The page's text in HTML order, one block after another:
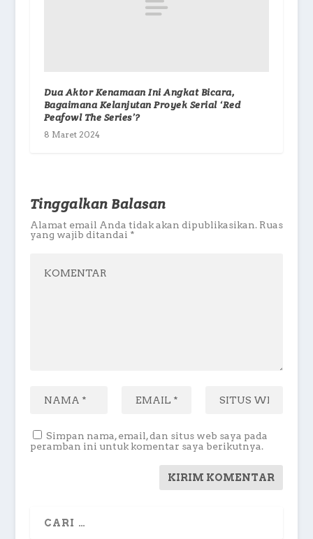
Dua Aktor Kenamaan Ini Angkat Bicara,
Bagaimana Kelanjutan Proyek Serial ‘Red
Peafowl The Series’?
8 Maret 2024
Tinggalkan Balasan
Alamat email Anda tidak akan dipublikasikan. Ruas
yang wajib ditandai *
Simpan nama, email, dan situs web saya pada
peramban ini untuk komentar saya berikutnya.